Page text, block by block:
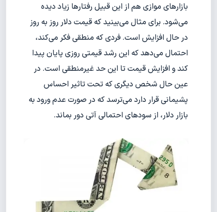
بازارهای موازی هم از این قبیل رفتارها زیاد دیده
می‌شود. برای مثال می‌بینید که قیمت دلار روز به روز
در حال افزایش است. فردی که منطقی فکر می‌کند،
احتمال می‌دهد که این رشد قیمتی روزی پایان پیدا
کند و افزایش قیمت تا این حد غیرمنطقی است. در
عین حال شخص دیگری که تحت تاثیر احساس
پشیمانی قرار دارد می‌ترسد که در صورت عدم ورود به
بازار دلار، از سودهای احتمالی آتی دور بماند.